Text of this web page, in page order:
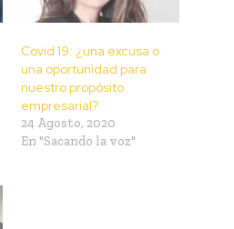
Covid 19: ¿una excusa o
una oportunidad para
nuestro propósito
empresarial?
24 Agosto, 2020
En "Sacando la voz"